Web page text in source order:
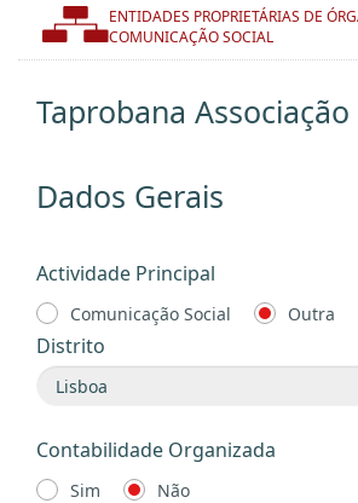
ENTIDADES PROPRIETÁRIAS DE
COMUNICAÇÃO SOCIAL
Taprobana
Dados Gerais
Actividade Principal
Comunicação Social Outra
Distrito
Contabilidade Organizada
Sim Não